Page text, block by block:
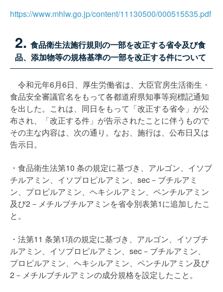
https://www.mhlw.go.jp/content/11130500/000515535.pdf
2. 食品衛生法施行規則の一部を改正する省令及び食
品、添加物等の規格基準の一部を改正する件について
令和元年6月6日、厚生労働省は、大臣官房生活衛生・
食品安全審議官名をもって各都道府県知事等宛標記通知
を出した。これは、同日をもって「改正する省令」が公
布され、「改正する件」が告示されたことに伴うもので
その主な内容は、次の通り。なお、施行は、公布日又は
告示日。
・食品衛生法第10 条の規定に基づき、アルゴン、イソブ
チルアミン、イソプロピルアミン、sec－ブチルアミ
ン、プロピルアミン、ヘキシルアミン、ペンチルアミン
及び2－メチルブチルアミンを省令別表第1に追加したこ
と。
・法第11 条第1項の規定に基づき、アルゴン、イソブチ
ルアミン、イソプロピルアミン、sec－ブチルアミン、
プロピルアミン、ヘキシルアミン、ペンチルアミン及び
2－メチルブチルアミンの成分規格を設定したこと。